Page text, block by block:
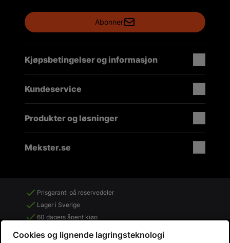
Abonner
Kjøpsbetingelser og informasjon
Kundeservice
Produkter og løsninger
Mekster.se
Prisgaranti på reservedeler
Lager i Sverige
60 dagers åpent kjøp
Gratis returer
Cookies og lignende lagringsteknologi